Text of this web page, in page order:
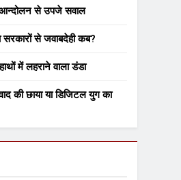
आन्दोलन से उपजे सवाल
से जवाबदेही कब?
में लहराने वाला डंडा
की छाया या डिजिटल युग का